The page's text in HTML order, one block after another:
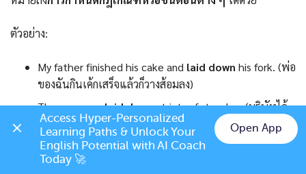
ตัวอย่าง:
My father finished his cake and laid down his fork. (พ่อ
ของฉันกินเค้กเสร็จแล้วก็วางส้อมลง)
The companylaid downstrict safety rules. (บริษัทได้
กำหนดกฎความปลอดภัยอย่างเข้มงวด)
Chat on LINE
Access Hyper-Personalized
Learning Paths & Unlock Your
English Potential with AI Coach
Today 🚀
Open App